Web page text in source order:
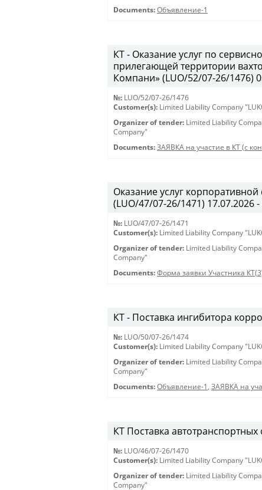
Documents: Объявление-1
КТ - Оказание услуг по
прилегающей территории
Компани» (LUO/52/07-26/1476)
№: LUO/52/07-26/1476
Customer(s): Limited Liability Company
Organizer of tender: Limited Liability
Company"
Documents: ЗАЯВКА на участие в КТ (с
Оказание услуг
(LUO/47/07-26/1471) 17.07.2026
№: LUO/47/07-26/1471
Customer(s): Limited Liability Company
Organizer of tender: Limited Liability
Company"
Documents: Форма заявки Участника
КТ - Поставка ингибитора
№: LUO/50/07-26/1474
Customer(s): Limited Liability Company
Organizer of tender: Limited Liability
Company"
Documents: Объявление-1 , ЗАЯВКА на
КТ Поставка автотранспортных
№: LUO/46/07-26/1470
Customer(s): Limited Liability Company
Organizer of tender: Limited Liability
Company"